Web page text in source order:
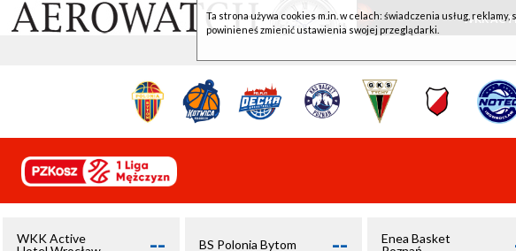
WKK
WKK Active
-- BS Polonia Bytom --
Enea Basket
Ta strona używa cookies m.in. w celach: świadczenia usług,
powinieneś zmienić ustawienia swojej przeglądarki.